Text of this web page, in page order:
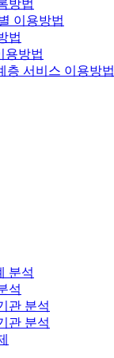
방법
이용방법
법
용방법
층 서비스 이용방법
분석
석
관 분석
관 분석